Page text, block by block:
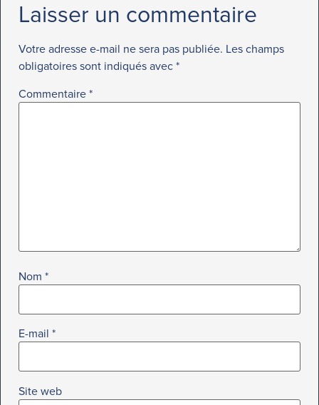
Laisser un commentaire
Votre adresse e-mail ne sera pas publiée. Les champs
obligatoires sont indiqués avec *
Commentaire *
Nom *
E-mail *
Site web